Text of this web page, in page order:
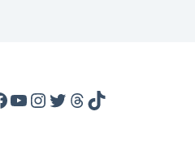
YouTube
Instagram
X Threads
TikTok